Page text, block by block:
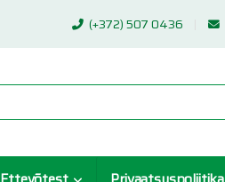
(+372) 507 0436